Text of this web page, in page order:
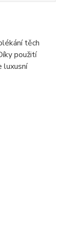
těch
použití
luxusní